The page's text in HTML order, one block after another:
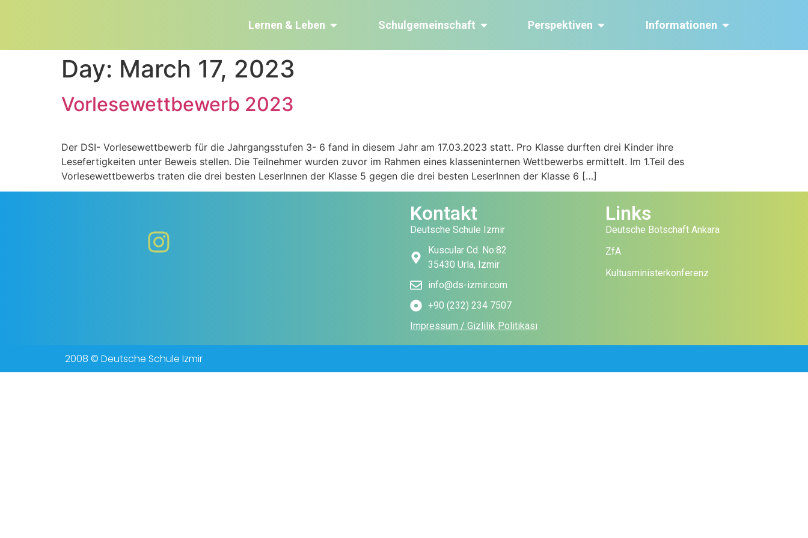
Lernen & Leben Schulgemeinschaft Perspektiven Informationen
Day: March 17, 2023
Vorlesewettbewerb 2023
Der DSI- Vorlesewettbewerb für die Jahrgangsstufen 3- 6 fand in diesem Jahr am 17.03.2023 statt. Pro Klasse durften drei Kinder ihre
Lesefertigkeiten unter Beweis stellen. Die Teilnehmer wurden zuvor im Rahmen eines klasseninternen Wettbewerbs ermittelt. Im 1.Teil des
Vorlesewettbewerbs traten die drei besten LeserInnen der Klasse 5 gegen die drei besten LeserInnen der Klasse 6 […]
Kontakt
Deutsche Schule Izmir
Kuscular Cd. No:82
35430 Urla, Izmir
info@ds-izmir.com
+90 (232) 234 7507
Impressum / Gizlilik Politikası
Links
Deutsche Botschaft Ankara
ZfA
Kultusministerkonferenz
2008 © Deutsche Schule Izmir